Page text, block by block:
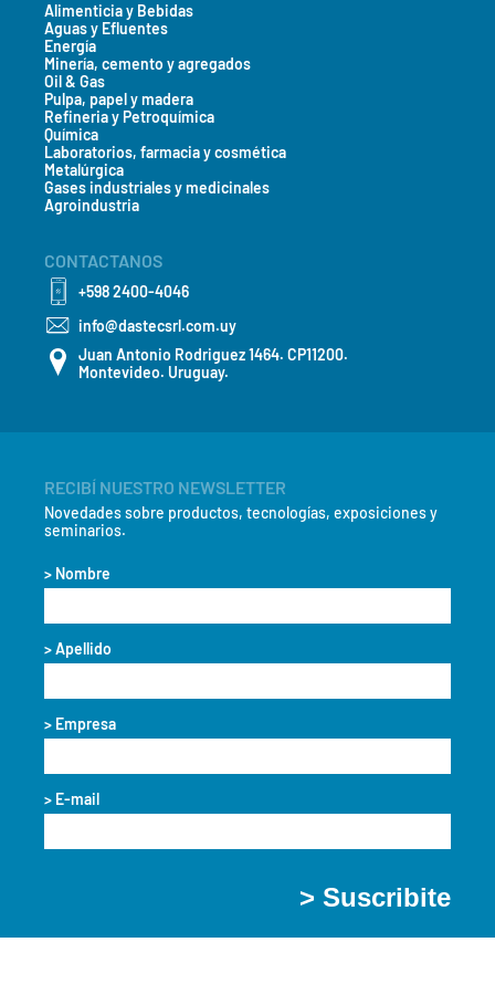
Alimenticia y Bebidas
Aguas y Efluentes
Energía
Minería, cemento y agregados
Oil & Gas
Pulpa, papel y madera
Refineria y Petroquímica
Química
Laboratorios, farmacia y cosmética
Metalúrgica
Gases industriales y medicinales
Agroindustria
CONTACTANOS
+598 2400-4046
info@dastecsrl.com.uy
Juan Antonio Rodriguez 1464. CP11200.
Montevideo. Uruguay.
RECIBÍ NUESTRO NEWSLETTER
Novedades sobre productos, tecnologías, exposiciones y
seminarios.
> Nombre
> Apellido
> Empresa
> E-mail
> Suscribite